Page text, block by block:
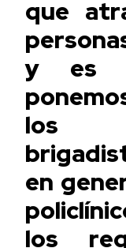
que
y es
los
en
los